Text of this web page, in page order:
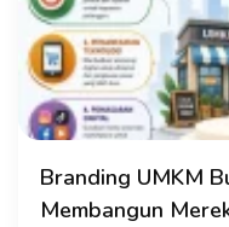
Branding UMKM
Membangun